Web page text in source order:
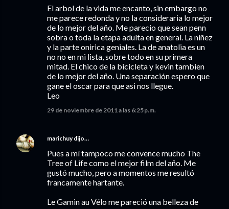
El arbol de la vida me encanto, sin embargo no
me parece redonda y no la consideraria lo mejor
de lo mejor del año. Me parecio que sean penn
sobra o toda la etapa adulta en general. La niñez
y la parte onirica geniales. La de anatolia es un
no no en mi lista, sobre todo en su primera
mitad. El chico de la bicicleta y kevin tambien
de lo mejor del año. Una separación espero que
gane el oscar para que asi nos llegue.
Leo
29 de noviembre de 2011 a las 6:25 p.m.
marichuydijo…
Pues a mí tampoco me convence mucho The
Tree of Life como el mejor film del año. Me
gustó mucho, pero a momentos me resultó
francamente hartante.
Le Gamin au Vélo me pareció una belleza de